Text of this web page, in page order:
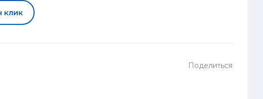
клик
Поделиться